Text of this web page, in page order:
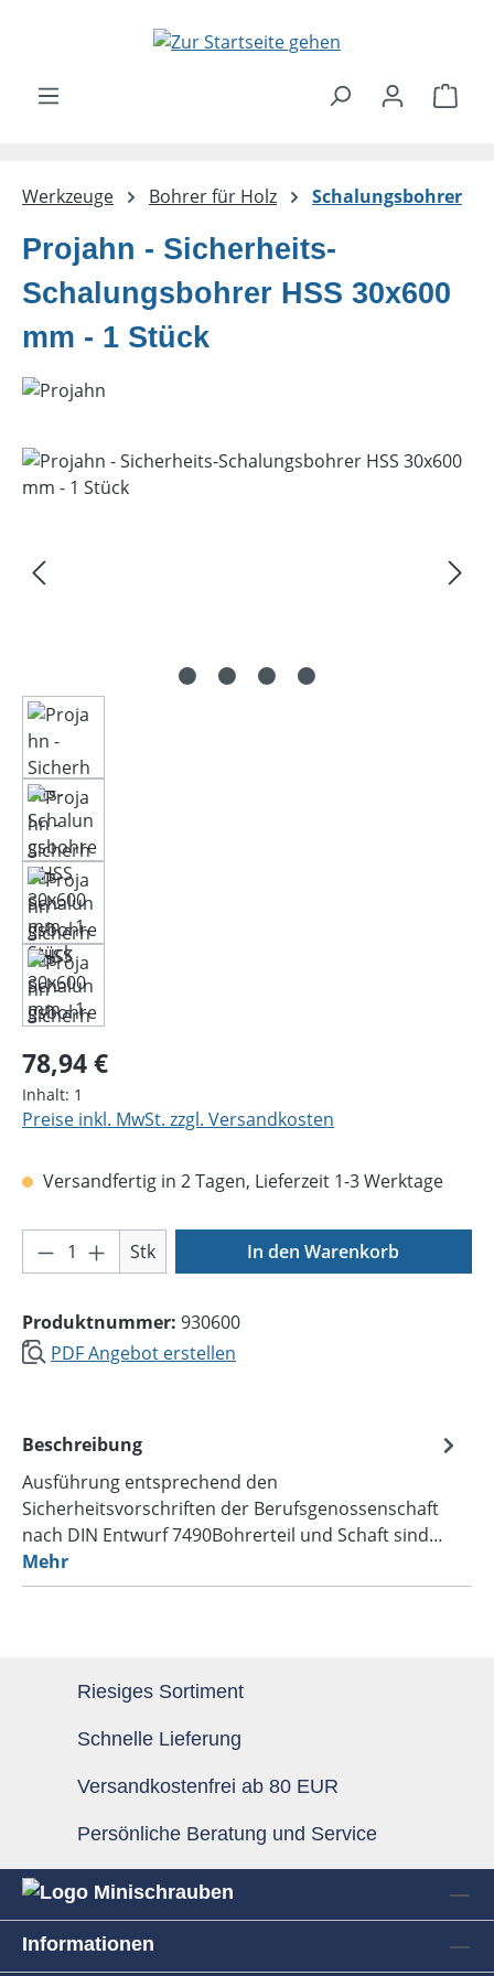
Zum Hauptinhalt springen
Werkzeuge Bohrer für Holz Schalungsbohrer
Projahn - Sicherheits-
Schalungsbohrer HSS 30x600
mm - 1 Stück
Bildergalerie überspringen
Regulärer Preis:
78,94 €
Inhalt: 1
Preise inkl. MwSt. zzgl. Versandkosten
Versandfertig in 2 Tagen, Lieferzeit 1-3 Werktage
Produkt Anzahl: Gib den gewünschten
Stk In den Warenkorb
Produktnummer: 930600
PDF Angebot erstellen
Beschreibung
Ausführung entsprechend den
Sicherheitsvorschriften der Berufsgenossenschaft
nach DIN Entwurf 7490Bohrerteil und Schaft sind…
Mehr
Riesiges Sortiment
Schnelle Lieferung
Versandkostenfrei ab 80 EUR
Persönliche Beratung und Service
Informationen